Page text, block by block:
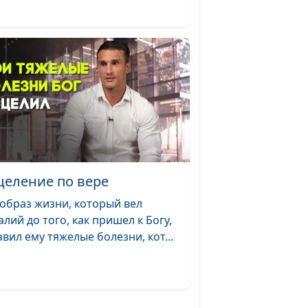
и
и Елена Варнавская
-
Юлия Уткина,
Николай Кунцевич,
священнослужитель
и Елена Варнавская
#5
Николай Кунцевич,
священнослужитель
и Елена Варнавская
по вере
жизни, который вел
до того, как пришел к Богу,
ему тяжелые болезни, кот...